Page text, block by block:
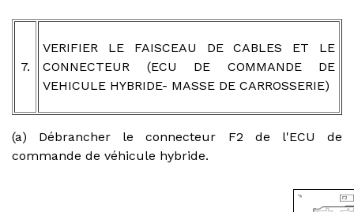
7.
VERIFIER LE FAISCEAU DE CABLES ET LE
CONNECTEUR (ECU DE COMMANDE DE
VEHICULE HYBRIDE- MASSE DE CARROSSERIE)
(a) Débrancher le connecteur F2 de l'ECU de
commande de véhicule hybride.